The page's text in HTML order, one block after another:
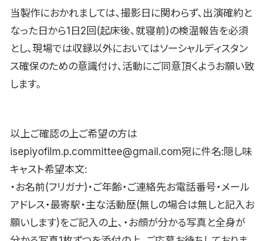
当製作におかれましては、撮影日に関わらず、出演確約と
なった日から1日2回(起床後、就寝前)の検温報告を必須
とし、現場では収録以外においてはソーシャルディスタン
ス確保のための意識付け、活動にご同意頂くようお願い致
します。
以上ご確認の上ご希望の方は
isepiyofilm.p.committee@gmail.com宛に件名:隠し味
キャスト希望本文:
・お名前(フリガナ)・ご年齢・ご連絡先お電話番号・メール
アドレス・最寄駅・主な活動歴(無しの場合は無しと記入お
願いします)をご記入の上、・お顔が分かる写真と全身が